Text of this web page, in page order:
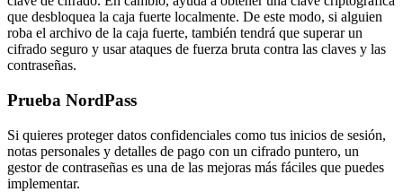
que desbloquea la caja fuerte localmente. De este modo, si alguien
roba el archivo de la caja fuerte, también tendrá que superar un
cifrado seguro y usar ataques de fuerza bruta contra las claves y las
contraseñas.
Prueba NordPass
Si quieres proteger datos confidenciales como tus inicios de sesión,
notas personales y detalles de pago con un cifrado puntero, un
gestor de contraseñas es una de las mejoras más fáciles que puedes
implementar.